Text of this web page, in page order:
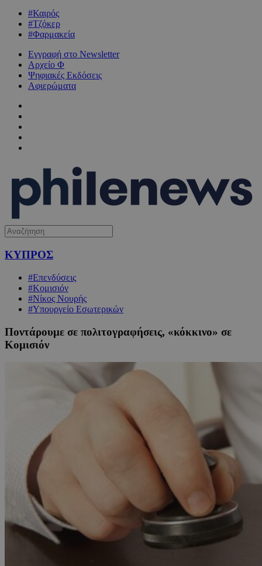
#Καιρός
#Τζόκερ
#Φαρμακεία
Εγγραφή στο Newsletter
Αρχείο Φ
Ψηφιακές Εκδόσεις
Αφιερώματα
ΚΥΠΡΟΣ
#Επενδύσεις
#Κομισιόν
#Νίκος Νουρής
#Υπουργείο Εσωτερικών
Ποντάρουμε σε πολιτογραφήσεις, «κόκκινο» σε
Κομισιόν